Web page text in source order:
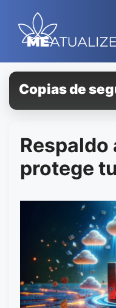
contenido
Copias de
protege